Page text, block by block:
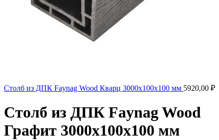
Столб из ДПК Faynag Wood Кварц 3000х100х100 мм 5920,00 ₽
Столб из ДПК Faynag Wood
Графит 3000х100х100 мм